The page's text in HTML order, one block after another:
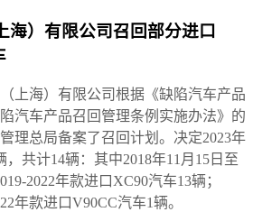
海）有限公司召回部分进口
上海）有限公司根据《缺陷汽车产品
汽车产品召回管理条例实施办法》的
理总局备案了召回计划。决定2023年
共计14辆：其中2018年11月15日至
2022年款进口XC90汽车13辆；
年款进口V90CC汽车1辆。